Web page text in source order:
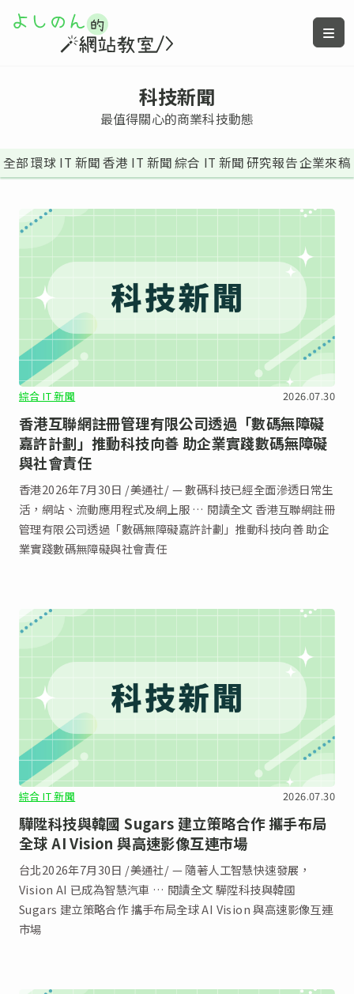
科技新聞
最值得關心的商業科技動態
全部環球 IT 新聞香港 IT 新聞綜合 IT 新聞研究報告企業來稿
綜合 IT 新聞 2026.07.30
香港互聯網註冊管理有限公司透過「數碼無障礙
嘉許計劃」推動科技向善 助企業實踐數碼無障礙
與社會責任
香港2026年7月30日 /美通社/ — 數碼科技已經全面滲透日常生
活，網站、流動應用程式及網上服 … 閱讀全文 香港互聯網註冊
管理有限公司透過「數碼無障礙嘉許計劃」推動科技向善 助企
業實踐數碼無障礙與社會責任
綜合 IT 新聞 2026.07.30
驊陞科技與韓國 Sugars 建立策略合作 攜手布局
全球 AI Vision 與高速影像互連市場
台北2026年7月30日 /美通社/ — 隨著人工智慧快速發展，
Vision AI 已成為智慧汽車 … 閱讀全文 驊陞科技與韓國
Sugars 建立策略合作 攜手布局全球 AI Vision 與高速影像互連
市場